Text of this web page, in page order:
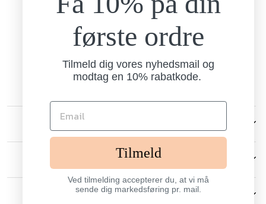
9.00-15.00
9.00-13.00
Nordlundvej 1
7330 Brande
CVR: 13238006
ANDRE
SIGN UP AND SAVE
første ordre
Tilmeld dig vores nyhedsmail og
modtag en 10% rabatkode.
Tilmeld
Ved tilmelding accepterer du, at vi må
sende dig markedsføring pr. mail.